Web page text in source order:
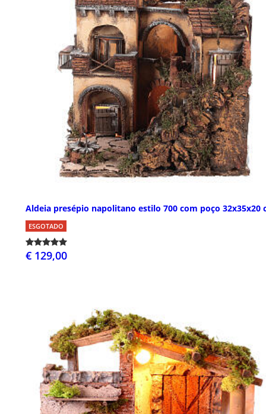
Aldeia presépio napolitano estilo 700 com poço 32x35x20
ESGOTADO
€ 129,00